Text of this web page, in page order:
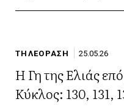
ΤΗΛΕΟΡΑΣΗ 25.05.26
Η Γη της Ελιάς
Κύκλος: 130, 131,